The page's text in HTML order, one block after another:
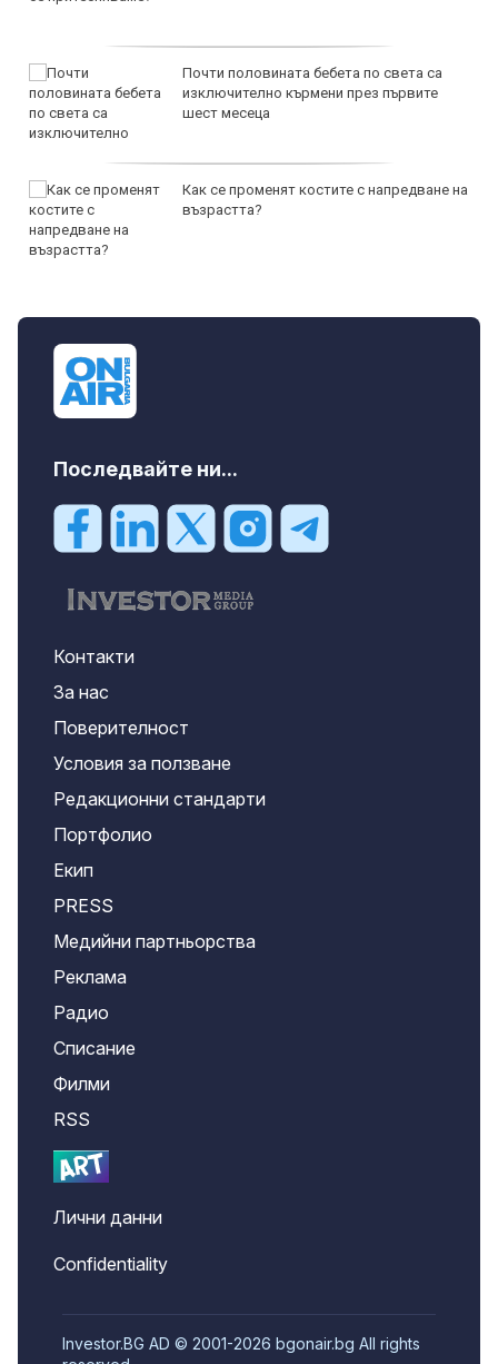
Почти половината бебета по света са
изключително кърмени през първите
шест месеца
Как се променят костите с напредване на
възрастта?
Последвайте ни...
Контакти
За нас
Поверителност
Условия за ползване
Редакционни стандарти
Портфолио
Екип
PRESS
Медийни партньорства
Реклама
Радио
Списание
Филми
RSS
Лични данни
Confidentiality
Investor.BG AD © 2001-2026 bgonair.bg All rights